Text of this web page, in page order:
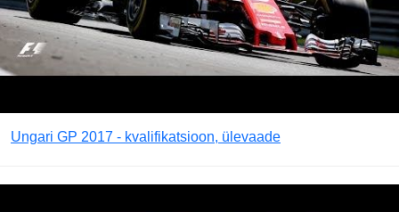
Ungari GP 2017 - kvalifikatsioon, ülevaade